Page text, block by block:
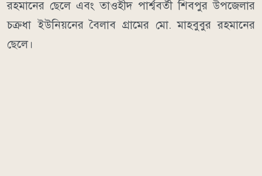
রহমানের ছেলে এবং তাওহীদ পার্শ্ববর্তী শিবপুর উপজেলার
চক্রধা ইউনিয়নের বৈলাব গ্রামের মো. মাহবুবুর রহমানের
ছেলে।